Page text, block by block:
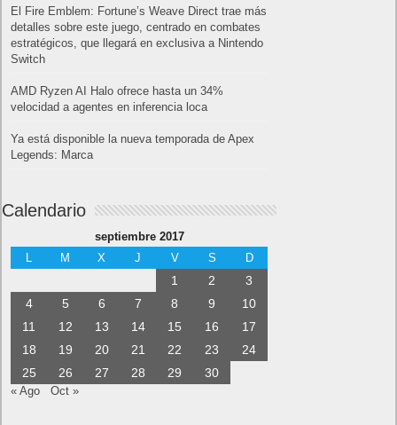
El Fire Emblem: Fortune’s Weave Direct trae más
detalles sobre este juego, centrado en combates
estratégicos, que llegará en exclusiva a Nintendo
Switch
AMD Ryzen AI Halo ofrece hasta un 34%
velocidad a agentes en inferencia loca
Ya está disponible la nueva temporada de Apex
Legends: Marca
Calendario
septiembre 2017
L
M X J V S D
1 2
3
4
5 6 7 8 9
10
11
12 13 14 15 16
17
18
19 20 21 22 23
24
25
26 27 28 29 30
« Ago Oct »